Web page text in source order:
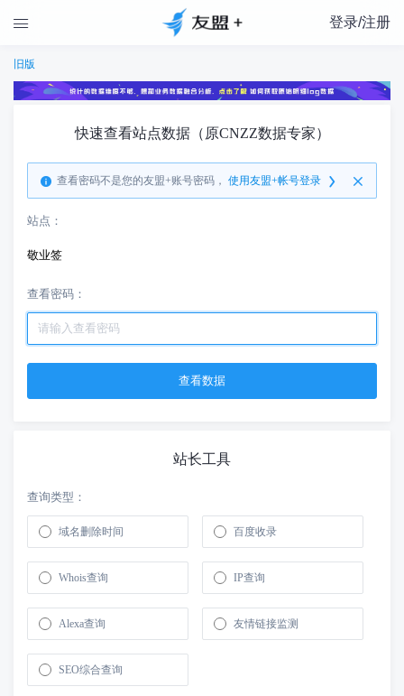
 登录/注册
旧版
快速查看站点数据（原CNZZ数据专家）
查看密码不是您的友盟+账号密码， 使用友盟+帐号登录
站点：
敬业签
查看密码：
站长工具
查询类型：
域名删除时间 百度收录
Whois查询 IP查询
Alexa查询 友情链接监测
SEO综合查询